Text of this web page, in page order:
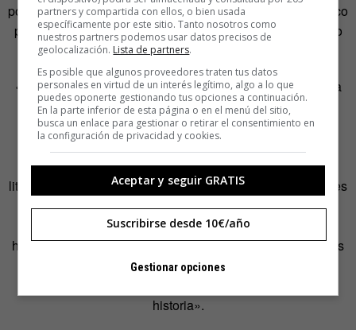
población nos lleva a contar una única historia, con un único
personaje protagonista y, además, basada en un concepto
bastante heroico del pasado»[/pullquote]
«Aristóteles decía que la literatura es más filosófica que la
historia porque no se queda en lo que ha ocurrido, en el
dato, sino que imagina lo que debería o podría haber
ocurrido. Yo intento también, en la medida de lo posible,
emplear la imaginación y recursos que proceden de la
literatura, como es el hecho de presentar a estos personajes
como si fueran también parte de una trama. Introduzco
algunos elementos que tienen un carácter narrativo para
humanizarlo, para humanizar a estos personajes y que nos
sirvan como ejemplo, en el buen sentido de la palabra, y
historia».
partners y compartida con ellos, o bien usada
específicamente por este sitio. Tanto nosotros como
nuestros partners podemos usar datos precisos de
geolocalización. Lista de partners.
Es posible que algunos proveedores traten tus datos
personales en virtud de un interés legítimo, algo a lo que
puedes oponerte gestionando tus opciones a continuación.
En la parte inferior de esta página o en el menú del sitio,
busca un enlace para gestionar o retirar el consentimiento en
la configuración de privacidad y cookies.
Aceptar y seguir GRATIS
Suscribirse desde 10€/año
Gestionar opciones